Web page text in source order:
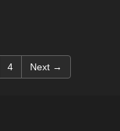
4 Next →